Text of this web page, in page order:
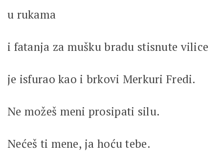
u rukama
i fatanja za mušku bradu stisnute vilice
je isfurao kao i brkovi Merkuri Fredi.
Ne možeš meni prosipati silu.
Nećeš ti mene, ja hoću tebe.